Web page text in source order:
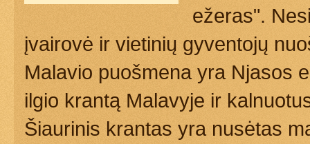
ežeras".
įvairovė ir vietinių gyventojų
Malavio puošmena yra Njasos
ilgio krantą Malavyje ir
Šiaurinis krantas yra nusėtas